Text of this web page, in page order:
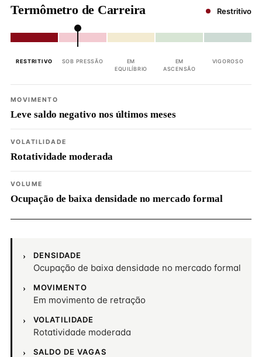
Termômetro de Carreira Restritivo
RESTRITIVO SOB PRESSÃO
EM
EQUILÍBRIO
EM
ASCENSÃO
VIGOROSO
MOVIMENTO
Leve saldo negativo nos últimos meses
VOLATILIDADE
Rotatividade moderada
VOLUME
Ocupação de baixa densidade no mercado formal
DENSIDADE
Ocupação de baixa densidade no mercado formal
MOVIMENTO
Em movimento de retração
VOLATILIDADE
Rotatividade moderada
SALDO DE VAGAS